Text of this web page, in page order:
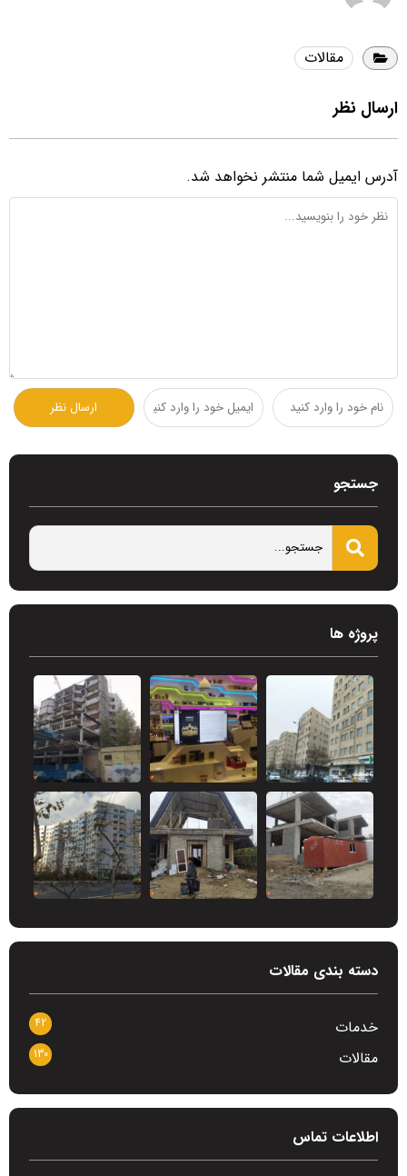
مقالات
ارسال نظر
آدرس ایمیل شما منتشر نخواهد شد.
جستجو
پروژه ها
دسته بندی مقالات
خدمات 42
مقالات 130
اطلاعات تماس